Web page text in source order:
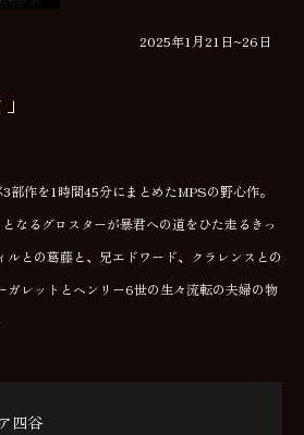
2025年1月21日~26日
部作を1時間45分にまとめたMPSの野心作。
なるグロスターが暴君への道をひた走るきっ
ルとの葛藤と、兄エドワード、クラレンスとの
ガレットとヘンリー6世の生々流転の夫婦の物
四谷